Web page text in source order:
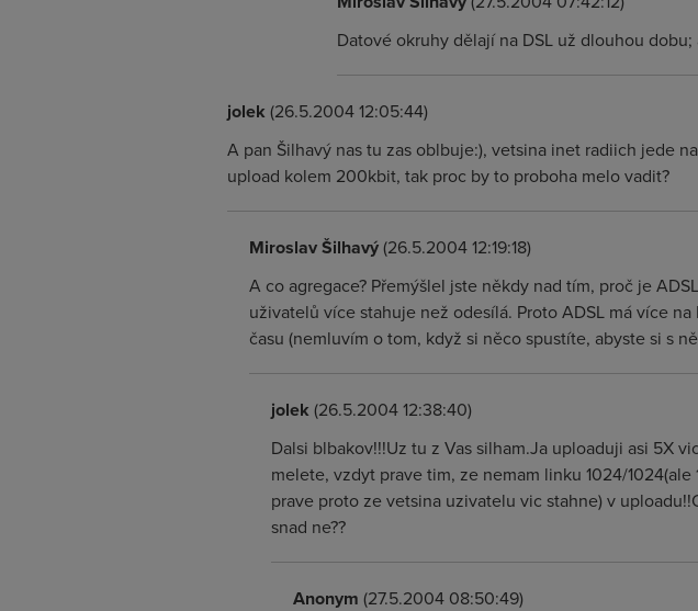
Datové okruhy dělají na DSL už dlouhou dobu;
jolek (26.5.2004 12:05:44)
A pan Šilhavý nas tu zas oblbuje:), vetsina inet radiich jede
upload kolem 200kbit, tak proc by to proboha melo vadit?
Miroslav Šilhavý(26.5.2004 12:19:18)
A co agregace? Přemýšlel jste někdy nad tím, proč je
uživatelů více stahuje než odesílá. Proto ADSL má více
času (nemluvím o tom, když si něco spustíte, abyste si s
jolek (26.5.2004 12:38:40)
Dalsi blbakov!!!Uz tu z Vas silham.Ja uploaduji asi 5X
melete, vzdyt prave tim, ze nemam linku 1024/
prave proto ze vetsina uzivatelu vic stahne) v
snad ne??
Anonym (27.5.2004 08:50:49)